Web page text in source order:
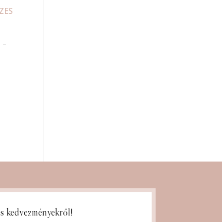
–
kedvezményekről!